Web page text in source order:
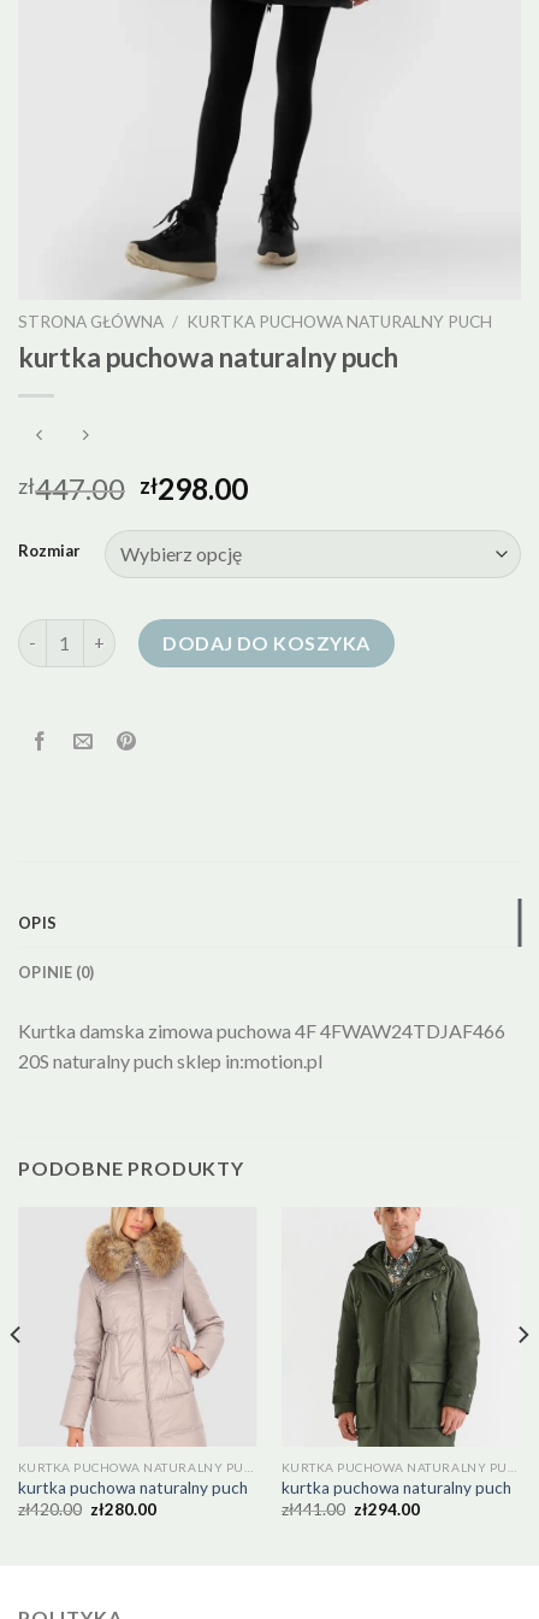
STRONA GŁÓWNA / KURTKA PUCHOWA NATURALNY PUCH
kurtka puchowa naturalny puch
zł447.00 zł298.00
Rozmiar
ilość kurtka puchowa naturalny puch
DODAJ DO KOSZYKA
OPIS
OPINIE (0)
Kurtka damska zimowa puchowa 4F 4FWAW24TDJAF466
20S naturalny puch sklep in:motion.pl
PODOBNE PRODUKTY
kurtka puchowa naturalny puch
zł420.00 zł280.00
kurtka puchowa naturalny puch
zł441.00 zł294.00